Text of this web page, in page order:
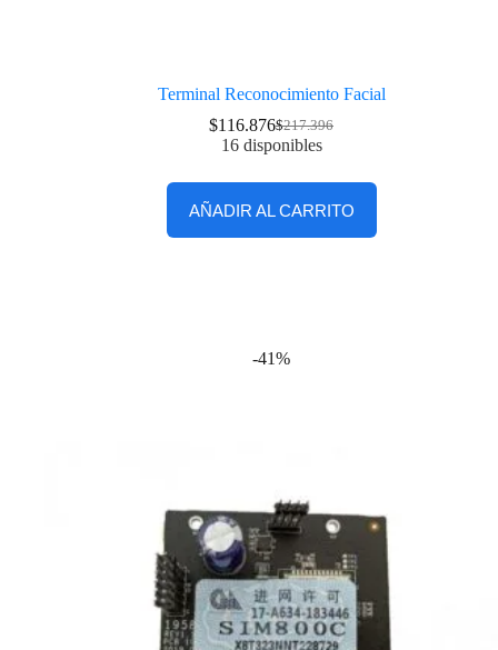
Terminal Reconocimiento Facial
$217.396
$116.876
16 disponibles
AÑADIR AL CARRITO
-41%